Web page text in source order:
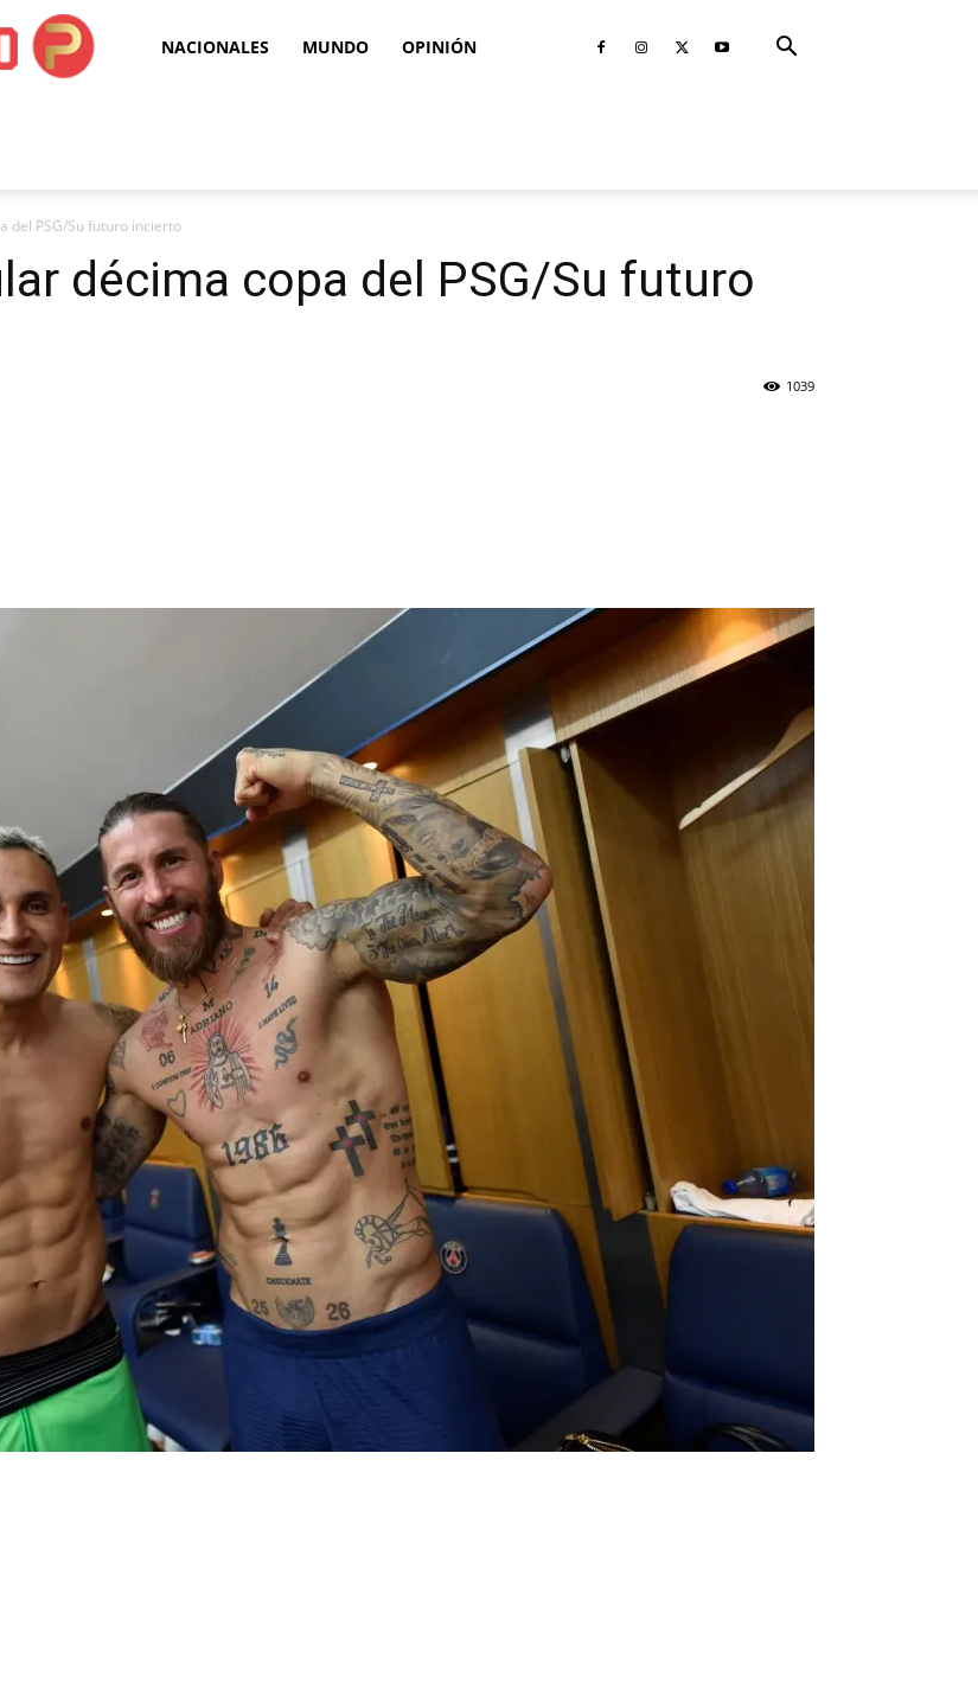
Puro NACIONALES MUNDO OPINIÓN
del PSG/Su futuro incierto
décima copa del PSG/Su futuro
1039